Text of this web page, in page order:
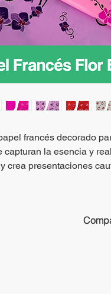
francés decorado
la esencia y
crea presentaciones